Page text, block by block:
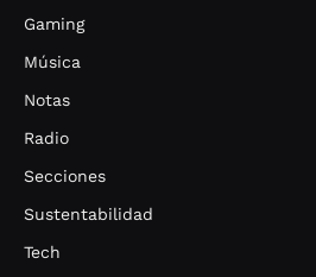
Gaming
Música
Notas
Radio
Secciones
Sustentabilidad
Tech